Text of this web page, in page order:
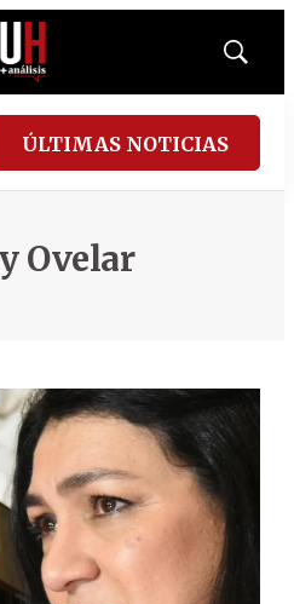
Mostrar
ÚLTIMAS NOTICIAS
Ovelar